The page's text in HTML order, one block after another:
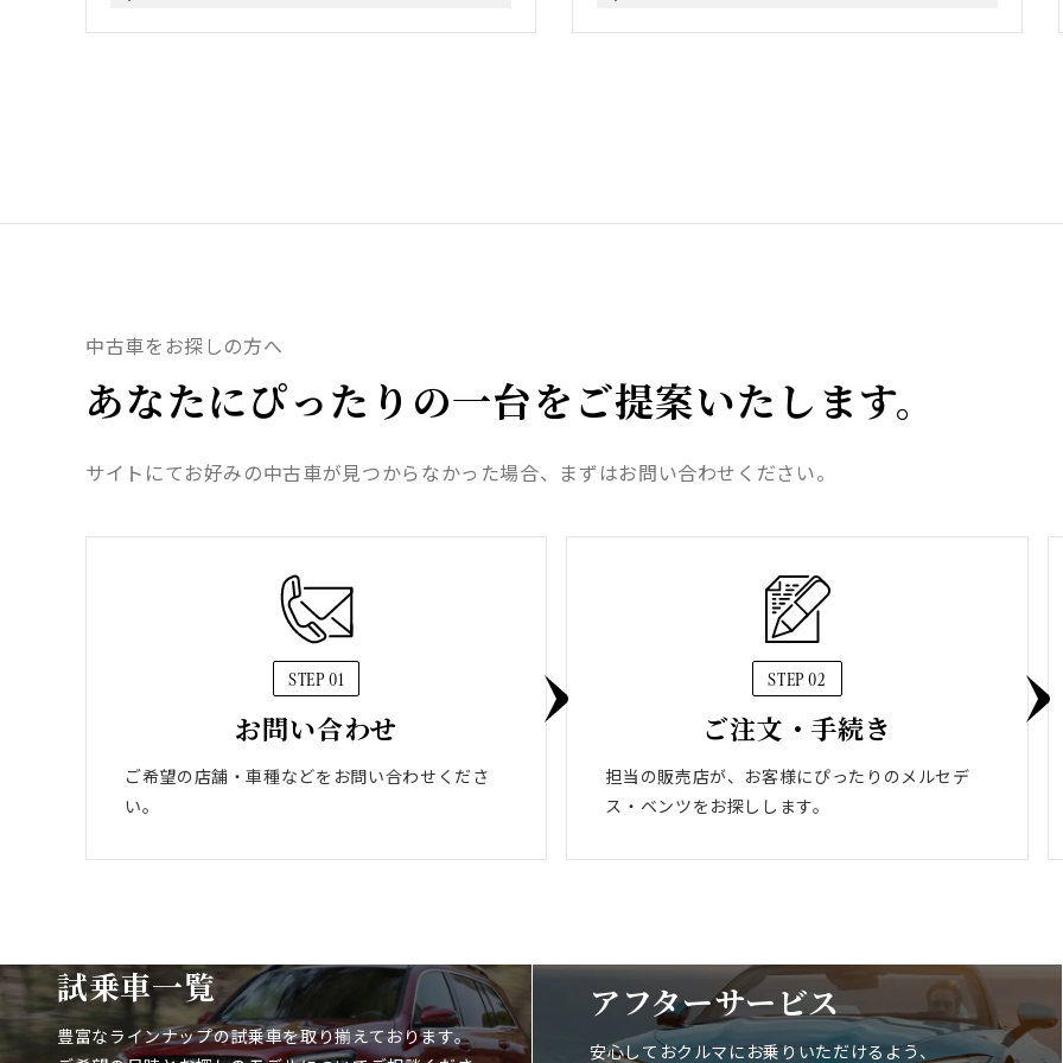
中古車をお探しの方へ
あなたにぴったりの一台をご提案いたします。
サイトにてお好みの中古車が見つからなかった場合、まずはお問い合わせください。
STEP 01
お問い合わせ
ご希望の店舗・車種などをお問い合わせくださ
い。
STEP 02
ご注文・手続き
担当の販売店が、お客様にぴったりのメルセデ
ス・ベンツをお探しします。
試乗車一覧
豊富なラインナップの試乗車を取り揃えております。
アフターサービス
安心しておクルマにお乗りいただけるよう、